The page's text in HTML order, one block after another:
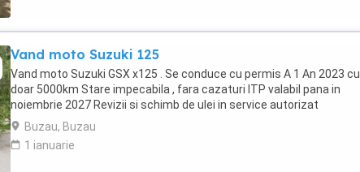
Vand moto Suzuki 125
Vand moto Suzuki GSX x125 . Se conduce cu permis A 1 An 2023 cu
doar 5000km Stare impecabila , fara cazaturi ITP valabil pana in
noiembrie 2027 Revizii si schimb de ulei in service autorizat
Buzau, Buzau
1 ianuarie